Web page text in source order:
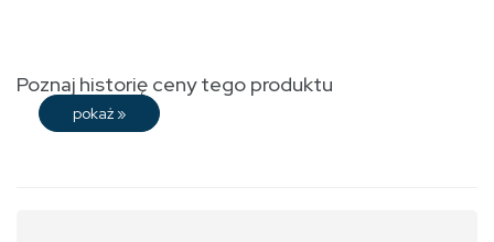
Poznaj historię ceny tego produktu
pokaż »